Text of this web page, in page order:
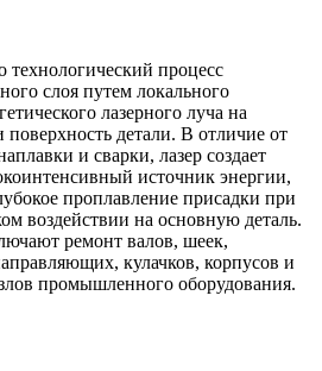
технологический процесс
слоя путем локального
лазерного луча на
детали. В отличие от
и сварки, лазер создает
источник энергии,
проплавление присадки при
воздействии на основную деталь.
ремонт валов, шеек,
кулачков, корпусов и
промышленного оборудования.